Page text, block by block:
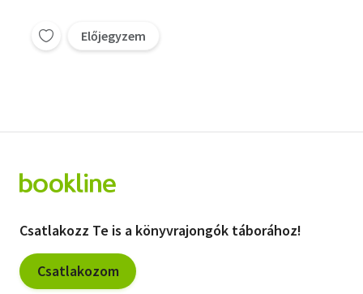
Tóth Anikó
Előjegyzem
Csatlakozz Te is a könyvrajongók táborához!
Csatlakozom